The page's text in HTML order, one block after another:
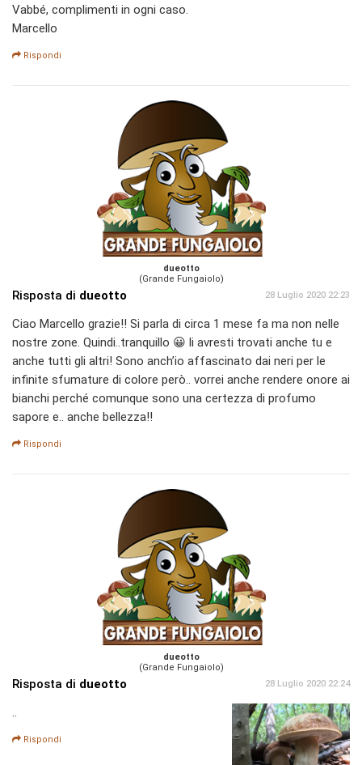
Vabbé, complimenti in ogni caso.
Marcello
Rispondi
dueotto
(Grande Fungaiolo)
Risposta di dueotto 28 Luglio 2020 22:23
Ciao Marcello grazie!! Si parla di circa 1 mese fa ma non nelle
nostre zone. Quindi..tranquillo 😀 li avresti trovati anche tu e
anche tutti gli altri! Sono anch’io affascinato dai neri per le
infinite sfumature di colore però.. vorrei anche rendere onore ai
bianchi perché comunque sono una certezza di profumo
sapore e.. anche bellezza!!
Rispondi
dueotto
(Grande Fungaiolo)
Risposta di dueotto 28 Luglio 2020 22:24
..
Rispondi